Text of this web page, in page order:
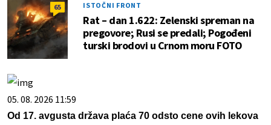
65 ISTOČNI FRONT
Rat – dan 1.622: Zelenski spreman na
pregovore; Rusi se predali; Pogođeni
turski brodovi u Crnom moru FOTO
05. 08. 2026 11:59
Od 17. avgusta država plaća 70 odsto cene ovih lekova